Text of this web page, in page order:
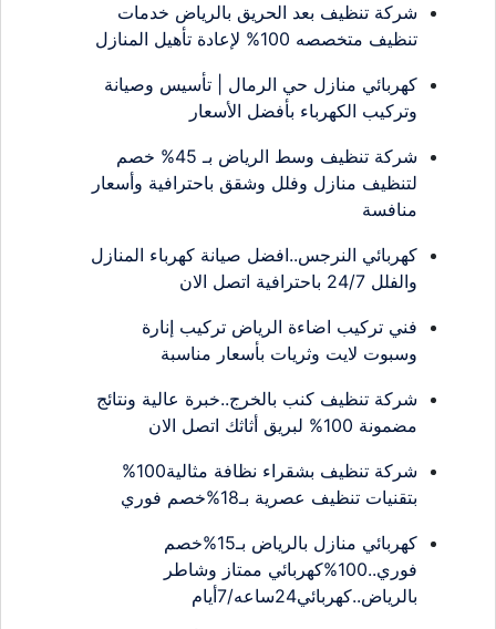
شركة تنظيف بعد الحريق بالرياض خدمات
تنظيف متخصصه 100% لإعادة تأهيل المنازل
كهربائي منازل حي الرمال | تأسيس وصيانة
وتركيب الكهرباء بأفضل الأسعار
شركة تنظيف وسط الرياض بـ 45% خصم
لتنظيف منازل وفلل وشقق باحترافية وأسعار
منافسة
كهربائي النرجس..افضل صيانة كهرباء المنازل
والفلل 24/7 باحترافية اتصل الان
فني تركيب اضاءة الرياض تركيب إنارة
وسبوت لايت وثريات بأسعار مناسبة
شركة تنظيف كنب بالخرج..خبرة عالية ونتائج
مضمونة 100% لبريق أثاثك اتصل الان
شركة تنظيف بشقراء نظافة مثالية100%
بتقنيات تنظيف عصرية بـ18%خصم فوري
كهربائي منازل بالرياض بـ15%خصم
فوري..100%كهربائي ممتاز وشاطر
بالرياض..كهربائي24ساعه/7أيام